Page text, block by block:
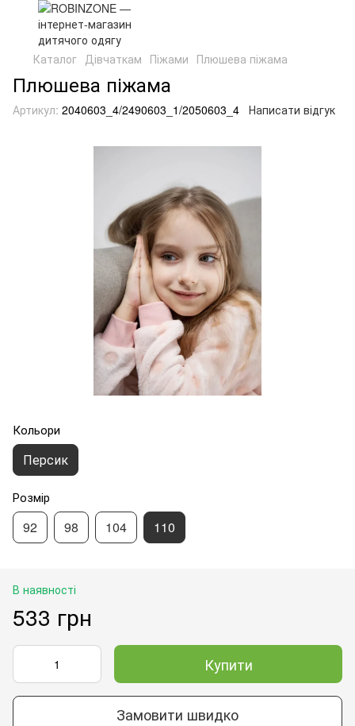
Каталог Дівчаткам Піжами Плюшева піжама
Плюшева піжама
Артикул: 2040603_4/2490603_1/2050603_4 Написати відгук
Кольори
Персик
Розмір
92 98 104 110
В наявності
533 грн
Купити
Замовити швидко